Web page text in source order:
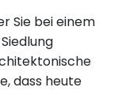
Sie bei einem
dass heute